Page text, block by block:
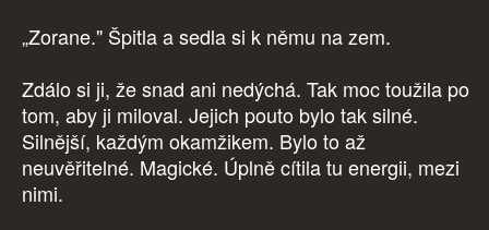
„Zorane." Špitla a sedla si k němu na zem.
Zdálo si ji, že snad ani nedýchá. Tak moc toužila po
tom, aby ji miloval. Jejich pouto bylo tak silné.
Silnější, každým okamžikem. Bylo to až
neuvěřitelné. Magické. Úplně cítila tu energii, mezi
nimi.